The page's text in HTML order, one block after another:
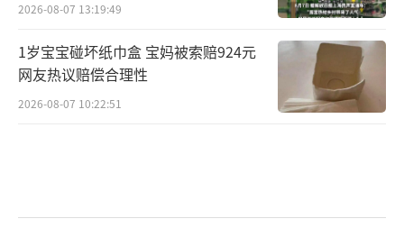
此时，深感不妙的身体就会将信号传递回
大脑，而大脑就会指挥着我们来一次又深又猛
的呼吸，让新鲜的空气顺着气道一路直到肺
部，为全身血液输送新鲜氧气，排出体内积蓄
2026-08-07 13:19:49
1岁宝宝碰坏纸巾盒 宝妈被索赔924元
网友热议赔偿合理性
2026-08-07 10:22:51